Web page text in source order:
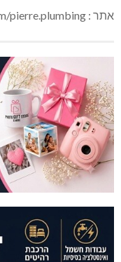
אתר : www.facebook.com/pierre.plumbing